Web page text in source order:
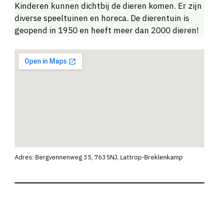
Kinderen kunnen dichtbij de dieren komen. Er zijn
diverse speeltuinen en horeca. De dierentuin is
geopend in 1950 en heeft meer dan 2000 dieren!
Adres: Bergvennenweg 35, 7635NJ, Lattrop-Breklenkamp